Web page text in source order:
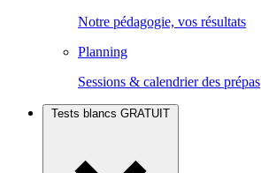
Notre pédagogie, vos résultats
Planning
Sessions & calendrier des prépas
Tests blancs GRATUIT